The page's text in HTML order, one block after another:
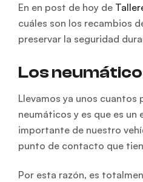
En en post de hoy de
cuáles son los recambios
preservar la seguridad
Los
Llevamos ya unos cuantos
neumáticos y es que es un
importante de nuestro
punto de contacto que
Por esta razón, es